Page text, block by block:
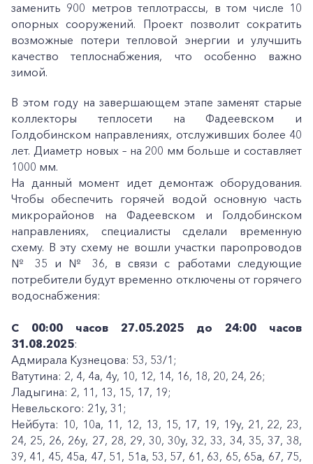
заменить 900 метров теплотрассы, в том числе 10
опорных сооружений. Проект позволит сократить
возможные потери тепловой энергии и улучшить
качество теплоснабжения, что особенно важно
зимой.
В этом году на завершающем этапе заменят старые
коллекторы теплосети на Фадеевском и
Голдобинском направлениях, отслуживших более 40
лет. Диаметр новых – на 200 мм больше и составляет
1000 мм.
На данный момент идет демонтаж оборудования.
Чтобы обеспечить горячей водой основную часть
микрорайонов на Фадеевском и Голдобинском
направлениях, специалисты сделали временную
схему. В эту схему не вошли участки паропроводов
№ 35 и № 36, в связи с работами следующие
потребители будут временно отключены от горячего
водоснабжения:
С 00:00 часов 27.05.2025 до 24:00 часов
31.08.2025:
Адмирала Кузнецова: 53, 53/1;
Ватутина: 2, 4, 4а, 4у, 10, 12, 14, 16, 18, 20, 24, 26;
Ладыгина: 2, 11, 13, 15, 17, 19;
Невельского: 21у, 31;
Нейбута: 10, 10а, 11, 12, 13, 15, 17, 19, 19у, 21, 22, 23,
24, 25, 26, 26у, 27, 28, 29, 30, 30у, 32, 33, 34, 35, 37, 38,
39, 41, 45, 45а, 47, 51, 51а, 53, 57, 61, 63, 65, 65а, 67, 75,